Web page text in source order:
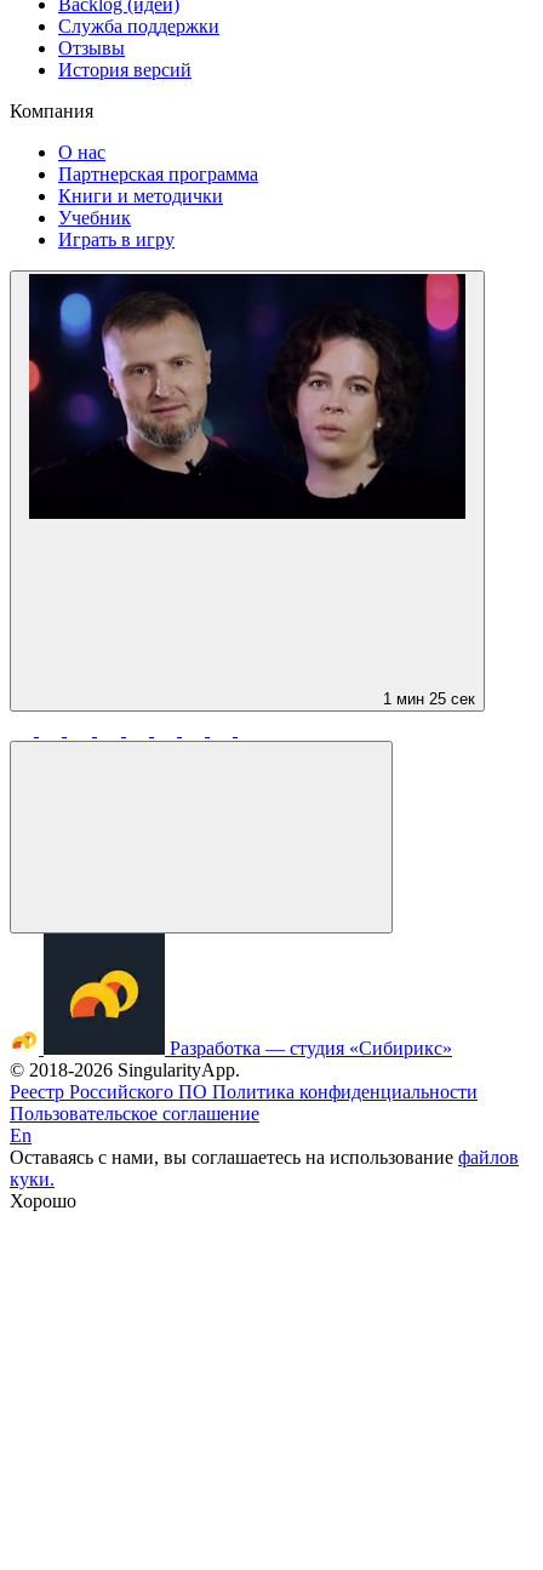
Служба поддержки
Отзывы
История версий
Компания
О нас
Партнерская программа
Книги и методички
Учебник
Играть в игру
1 мин 25 сек
Разработка — студия «Сибирикс»
© 2018-2026 SingularityApp.
Реестр Российского ПО Политика конфиденциальности
Пользовательское соглашение
En
Оставаясь с нами, вы соглашаетесь на использование файлов
куки.
Хорошо